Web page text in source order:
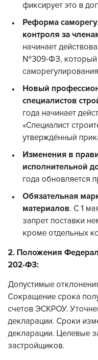
фиксирует это в
Реформа
контроля за
начинает
№309-ФЗ, который
Новый
специалистов
года начинает
«Специалист
утверждённый
Изменения в
исполнительной
года обновляется
Обязательная
материалов. С 1
запрет поставки
кроме отдельных
2. Положения
202-ФЗ:
Допустимые
Сокращение срока
счетов ЭСКРОУ.
декларации. Сроки
декларации. Целевые
застройщиков.